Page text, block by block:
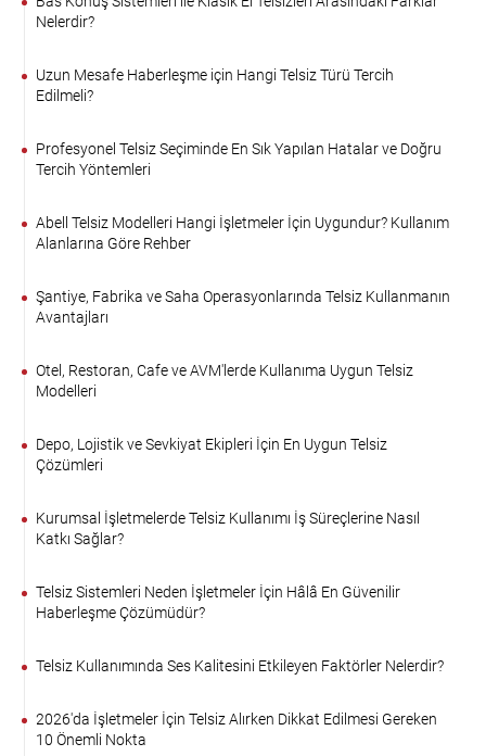
Nelerdir?
Uzun Mesafe Haberleşme için Hangi Telsiz Türü Tercih
Edilmeli?
Profesyonel Telsiz Seçiminde En Sık Yapılan Hatalar ve Doğru
Tercih Yöntemleri
Abell Telsiz Modelleri Hangi İşletmeler İçin Uygundur? Kullanım
Alanlarına Göre Rehber
Şantiye, Fabrika ve Saha Operasyonlarında Telsiz Kullanmanın
Avantajları
Otel, Restoran, Cafe ve AVM'lerde Kullanıma Uygun Telsiz
Modelleri
Depo, Lojistik ve Sevkiyat Ekipleri İçin En Uygun Telsiz
Çözümleri
Kurumsal İşletmelerde Telsiz Kullanımı İş Süreçlerine Nasıl
Katkı Sağlar?
Telsiz Sistemleri Neden İşletmeler İçin Hâlâ En Güvenilir
Haberleşme Çözümüdür?
Telsiz Kullanımında Ses Kalitesini Etkileyen Faktörler Nelerdir?
2026'da İşletmeler İçin Telsiz Alırken Dikkat Edilmesi Gereken
10 Önemli Nokta